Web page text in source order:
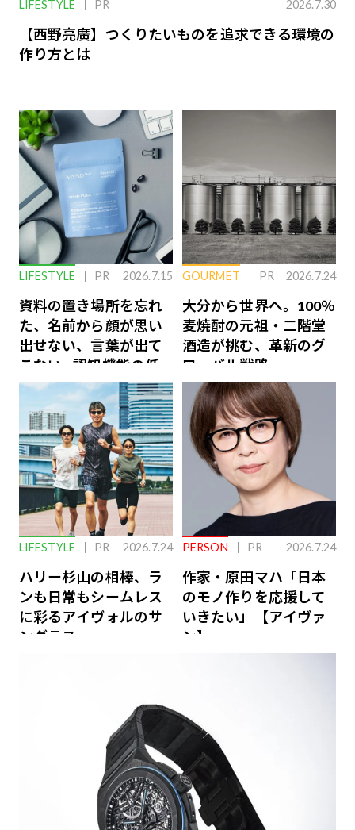
LIFESTYLE PR 2026.7.30
【西野亮廣】つくりたいものを追求できる環境の
作り方とは
LIFESTYLE PR 2026.7.15
資料の置き場所を忘れ
た、名前から顔が思い
出せない、言葉が出て
こない…認知機能の低
下を救う、脳のインナ
ーケアとは
GOURMET PR 2026.7.24
大分から世界へ。100％
麦焼酎の元祖・二階堂
酒造が挑む、革新のグ
ローバル戦略
LIFESTYLE PR 2026.7.24
ハリー杉山の相棒、ラ
ンも日常もシームレス
に彩るアイヴォルのサ
ングラス
PERSON PR 2026.7.24
作家・原田マハ「日本
のモノ作りを応援して
いきたい」【アイヴァ
ン】